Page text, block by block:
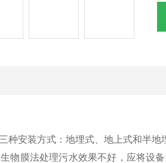
种安装方式：地埋式、地上式和半
物膜法处理污水效果不好，应将设